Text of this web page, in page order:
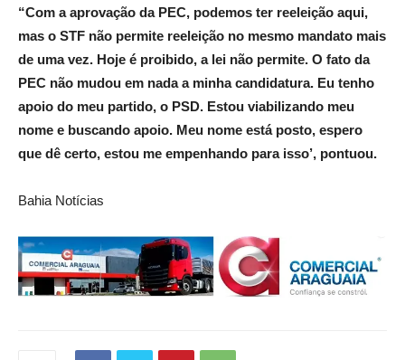
“Com a aprovação da PEC, podemos ter reeleição aqui,
mas o STF não permite reeleição no mesmo mandato mais
de uma vez. Hoje é proibido, a lei não permite. O fato da
PEC não mudou em nada a minha candidatura. Eu tenho
apoio do meu partido, o PSD. Estou viabilizando meu
nome e buscando apoio. Meu nome está posto, espero
que dê certo, estou me empenhando para isso’, pontuou.
Bahia Notícias